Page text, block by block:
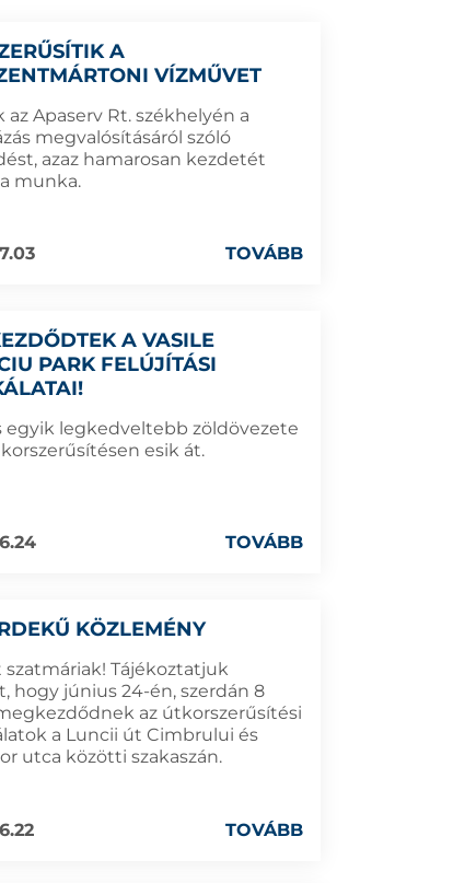
A
VÍZMŰVET
az Apaserv Rt. székhelyén a
megvalósításáról szóló
azaz hamarosan kezdetét
munka.
TOVÁBB
A VASILE
PARK FELÚJÍTÁSI
egyik legkedveltebb zöldövezete
esik át.
TOVÁBB
KÖZLEMÉNY
szatmáriak! Tájékoztatjuk
hogy június 24-én, szerdán 8
az útkorszerűsítési
a Luncii út Cimbrului és
utca közötti szakaszán.
TOVÁBB